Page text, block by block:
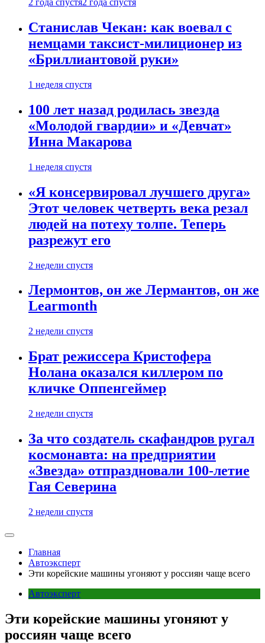
2 года спустя2 года спустя
Станислав Чекан: как воевал с
немцами таксист-милиционер из
«Бриллиантовой руки»
1 неделя спустя
100 лет назад родилась звезда
«Молодой гвардии» и «Девчат»
Инна Макарова
1 неделя спустя
«Я консервировал лучшего друга»
Этот человек четверть века резал
людей на потеху толпе. Теперь
разрежут его
2 недели спустя
Лермонтов, он же Лермантов, он же
Learmonth
2 недели спустя
Брат режиссера Кристофера
Нолана оказался киллером по
кличке Оппенгеймер
2 недели спустя
За что создатель скафандров ругал
космонавта: на предприятии
«Звезда» отпраздновали 100-летие
Гая Северина
2 недели спустя
Главная
Автоэксперт
Эти корейские машины угоняют у россиян чаще всего
Автоэксперт
Эти корейские машины угоняют у
россиян чаще всего